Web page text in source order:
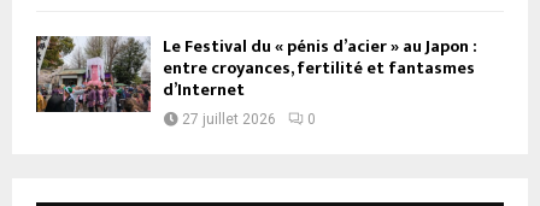
Le Festival du « pénis d’acier » au Japon :
entre croyances, fertilité et fantasmes
d’Internet
27 juillet 2026 0